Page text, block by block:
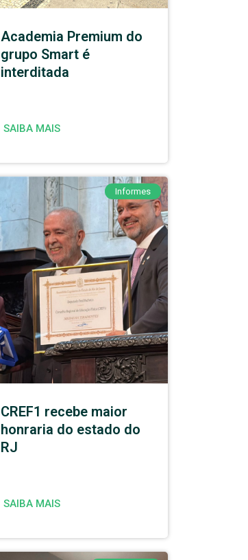
Academia Premium do
grupo Smart é
interditada
SAIBA MAIS
Informes
CREF1 recebe maior
honraria do estado do
RJ
SAIBA MAIS